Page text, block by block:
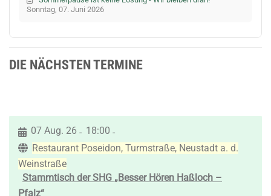
Sonntag, 07. Juni 2026
DIE NÄCHSTEN TERMINE
07 Aug. 26 - 18:00 -
Restaurant Poseidon, Turmstraße, Neustadt a. d.
Weinstraße
Stammtisch der SHG „Besser Hören Haßloch –
Pfalz“